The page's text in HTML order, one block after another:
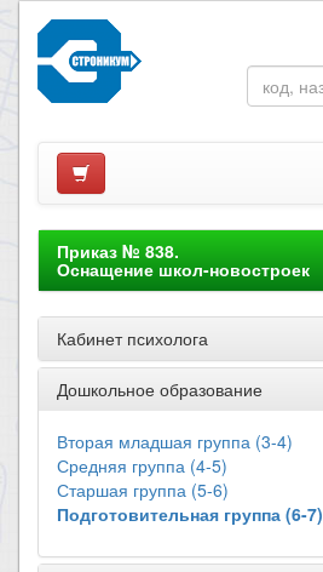
Приказ № 838.
Оснащение школ-новостроек
Кабинет психолога
Дошкольное образование
Вторая младшая группа (3-4)
Средняя группа (4-5)
Старшая группа (5-6)
Подготовительная группа (6-7)